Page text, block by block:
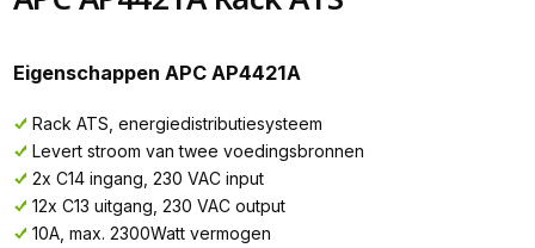
Eigenschappen APC AP4421A
Rack ATS, energiedistributiesysteem
Levert stroom van twee voedingsbronnen
2x C14 ingang, 230 VAC input
12x C13 uitgang, 230 VAC output
10A, max. 2300Watt vermogen